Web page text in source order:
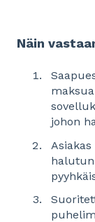
Näin
johon